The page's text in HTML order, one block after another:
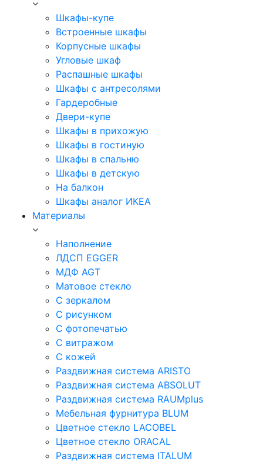
Шкафы-купе
Встроенные шкафы
Корпусные шкафы
Угловые шкаф
Распашные шкафы
Шкафы с антресолями
Гардеробные
Двери-купе
Шкафы в прихожую
Шкафы в гостиную
Шкафы в спальню
Шкафы в детскую
На балкон
Шкафы аналог ИКЕА
Материалы
Наполнение
ЛДСП EGGER
МДФ AGT
Матовое стекло
С зеркалом
С рисунком
С фотопечатью
С витражом
С кожей
Раздвижная система ARISTO
Раздвижная система ABSOLUT
Раздвижная система RAUMplus
Мебельная фурнитура BLUM
Цветное стекло LACOBEL
Цветное стекло ORACAL
Раздвижная система ITALUM